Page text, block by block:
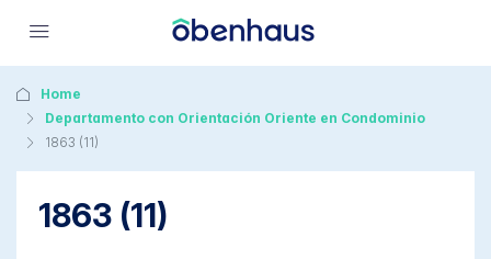
Home
Departamento con Orientación Oriente en Condominio
1863 (11)
1863 (11)